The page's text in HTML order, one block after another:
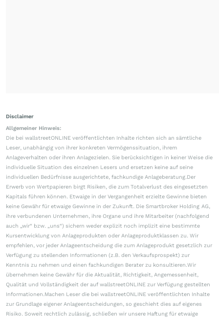
Disclaimer
Allgemeiner Hinweis:
Die bei wallstreetONLINE veröffentlichten Inhalte richten sich an sämtliche
Leser, unabhängig von ihrer konkreten Vermögenssituation, ihrem
Anlageverhalten oder ihren Anlagezielen. Sie berücksichtigen in keiner Weise die
individuelle Situation des einzelnen Lesers und ersetzen keine auf seine
individuellen Bedürfnisse ausgerichtete, fachkundige Anlageberatung.Der
Erwerb von Wertpapieren birgt Risiken, die zum Totalverlust des eingesetzten
Kapitals führen können. Etwaige in der Vergangenheit erzielte Gewinne bieten
keine Gewähr für etwaige Gewinne in der Zukunft. Die Smartbroker Holding AG,
ihre verbundenen Unternehmen, ihre Organe und ihre Mitarbeiter (nachfolgend
auch „wir“ bzw. „uns“) sichern weder explizit noch implizit eine bestimmte
Kursentwicklung von Anlageprodukten oder Anlageproduktklassen zu. Wir
empfehlen, vor jeder Anlageentscheidung die zum Anlageprodukt gesetzlich zur
Verfügung zu stellenden Informationen (z.B. den Verkaufsprospekt) zur
Kenntnis zu nehmen und einen fachkundigen Berater zu konsultieren.Wir
übernehmen keine Gewähr für die Aktualität, Richtigkeit, Angemessenheit,
Qualität und Vollständigkeit der auf wallstreetONLINE zur Verfügung gestellten
Informationen.Machen Leser die bei wallstreetONLINE veröffentlichten Inhalte
zur Grundlage eigener Anlageentscheidungen, so geschieht dies auf eigenes
Risiko. Soweit rechtlich zulässig, schließen wir unsere Haftung für etwaige